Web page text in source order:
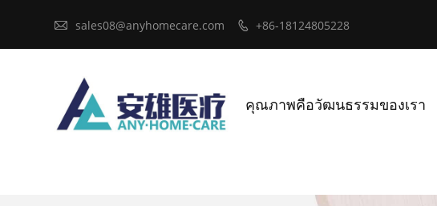
 sales08@anyhomecare.com  +86-18124805228
คุณภาพคือวัฒนธรรมของเรา